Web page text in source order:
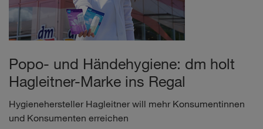
Popo- und Händehygiene: dm holt
Hagleitner-Marke ins Regal
Hygienehersteller Hagleitner will mehr Konsumentinnen
und Konsumenten erreichen